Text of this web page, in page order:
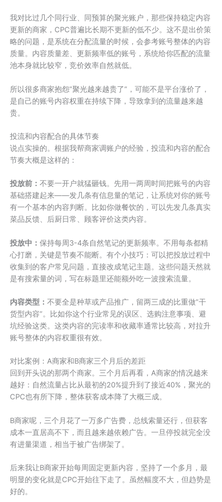
我对比过几个同行业、同预算的聚光账户，那些保持稳定内容
更新的商家，CPC普遍比长期不更新的低不少。这不是出价策
略的问题，是系统在分配流量的时候，会参考账号整体的内容
质量。内容质量差、更新频率低的账号，系统给你匹配的流量
池本身就比较窄，竞价效率自然就低。
所以很多商家抱怨”聚光越来越贵了”，可能不是平台涨价了，
是自己的账号内容权重在持续下降，导致拿到的流量越来越
贵。
投流和内容配合的具体节奏
说点实操的。根据我帮商家调账户的经验，投流和内容的配合
节奏大概是这样的：
投放前： 不要一开户就猛砸钱。先用一两周时间把账号的内容
基础搭建起来——发几条有信息量的笔记，让系统对你的账号
有一个基本的内容判断。比如你做餐饮的，可以先发几条真实
菜品反馈、后厨日常、顾客评价这类内容。
投放中： 保持每周3-4条自然笔记的更新频率。不用每条都精
心打磨，关键是节奏不能断。有个小技巧：可以把投放过程中
收集到的客户常见问题，直接改成笔记主题。这些问题天然就
是有搜索量的词，写在标题里还能额外吃一波搜索流量。
内容类型： 不要全是种草或产品推广，留两三成的比重做”干
货型内容”。比如你这个行业常见的误区、选购注意事项、避
坑经验这类。这类内容的完读率和收藏率通常比较高，对拉升
账号整体的内容权重很有效。
对比案例：A商家和B商家三个月后的差距
回到开头说的那两个商家。三个月后再看，A商家的情况越来
越好：自然流量占比从最初的20%提升到了接近40%，聚光的
CPC也有所下降，整体获客成本降了大概三成。
B商家呢，三个月花了一万多广告费，总线索量还行，但获客
成本一直居高不下，而且越来越依赖广告。一旦停投就完全没
有进量渠道，相当于被广告绑架了。
后来我让B商家开始每周固定更新内容，坚持了一个多月，最
明显的变化就是CPC开始往下走了。虽然幅度不大，但趋势是
好的。